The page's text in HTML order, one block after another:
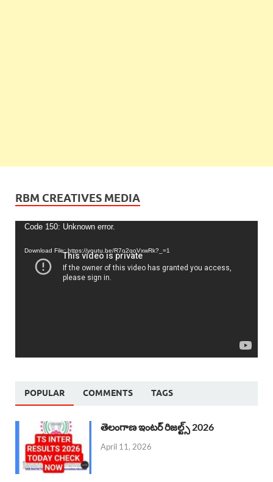
RBM CREATIVES MEDIA
Video
Code 150: Unknown error.
Download File: https://youtu.be/R7o2qoVxwRk?_=1
POPULAR COMMENTS TAGS
తెలంగాణ ఇంటర్ రిజల్ట్స్ 2026
April 11, 2026